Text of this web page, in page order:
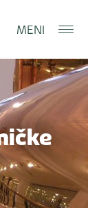
MENI